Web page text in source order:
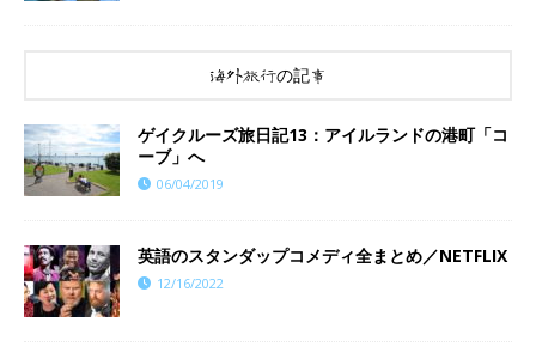
海外旅行の記事
ゲイクルーズ旅日記13：アイルランドの港町「コ
ーブ」へ
06/04/2019
英語のスタンダップコメディ全まとめ／NETFLIX
12/16/2022